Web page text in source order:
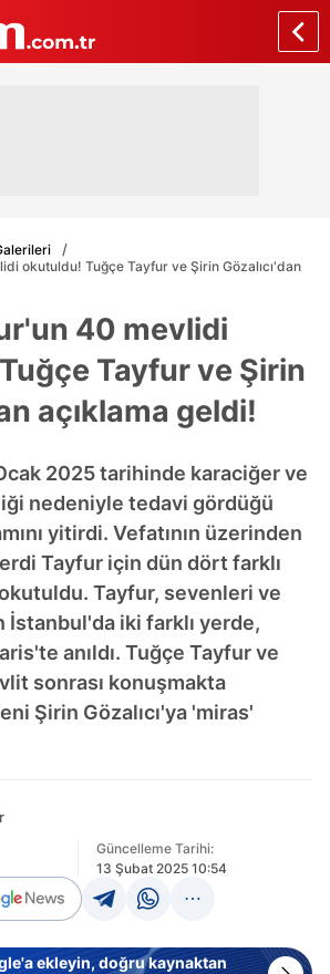
okutuldu! Tuğçe Tayfur ve Şirin Gözalıcı'dan
40 mevlidi
Tayfur ve Şirin
açıklama geldi!
2025 tarihinde karaciğer ve
nedeniyle tedavi gördüğü
yitirdi. Vefatının üzerinden
Tayfur için dün dört farklı
Tayfur, sevenleri ve
İstanbul'da iki farklı yerde,
anıldı. Tuğçe Tayfur ve
sonrası konuşmakta
Şirin Gözalıcı'ya 'miras'
Güncelleme Tarihi:
13 Şubat 2025 10:54
ekleyin, doğru kaynaktan